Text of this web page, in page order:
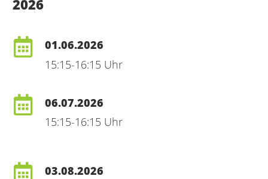
2026
01.06.2026
15:15-16:15 Uhr
06.07.2026
15:15-16:15 Uhr
03.08.2026